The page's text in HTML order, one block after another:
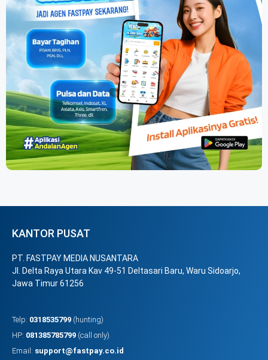
KANTOR PUSAT
PT. FASTPAY MEDIA NUSANTARA
Jl. Delta Raya Utara Kav 49-51 Deltasari Baru, Waru Sidoarjo,
Jawa Timur 61256
Telp: 0318535799 (hunting)
HP: 081385785799 (call only)
Email: support@fastpay.co.id